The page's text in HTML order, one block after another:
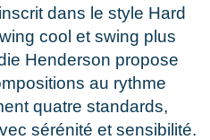
dans le style Hard
cool et swing plus
Henderson propose
au rythme
quatre standards,
sérénité et sensibilité.